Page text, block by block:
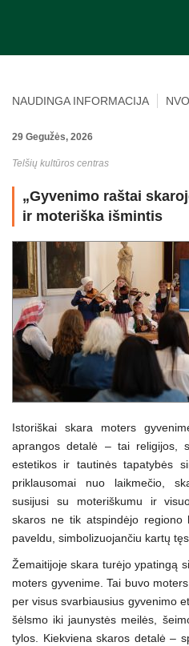
NAUDINGA INFORMACIJA NVO
29 Gegužės, 2026
Telšių kultūros centras
„Gyvenimo raštai
ir moteriška išmintis
Istoriškai skara moters
aprangos detalė – tai religijos,
estetikos ir tautinės tapatybės
priklausomai nuo laikmečio,
susijusi su moteriškumu ir
skaros ne tik atspindėjo
paveldu, simbolizuojančiu kartų
Žemaitijoje skara turėjo ypatingą
moters gyvenime. Tai buvo
per visus svarbiausius gyvenimo
šėlsmo iki jaunystės meilės,
tylos. Kiekviena skaros detalė –